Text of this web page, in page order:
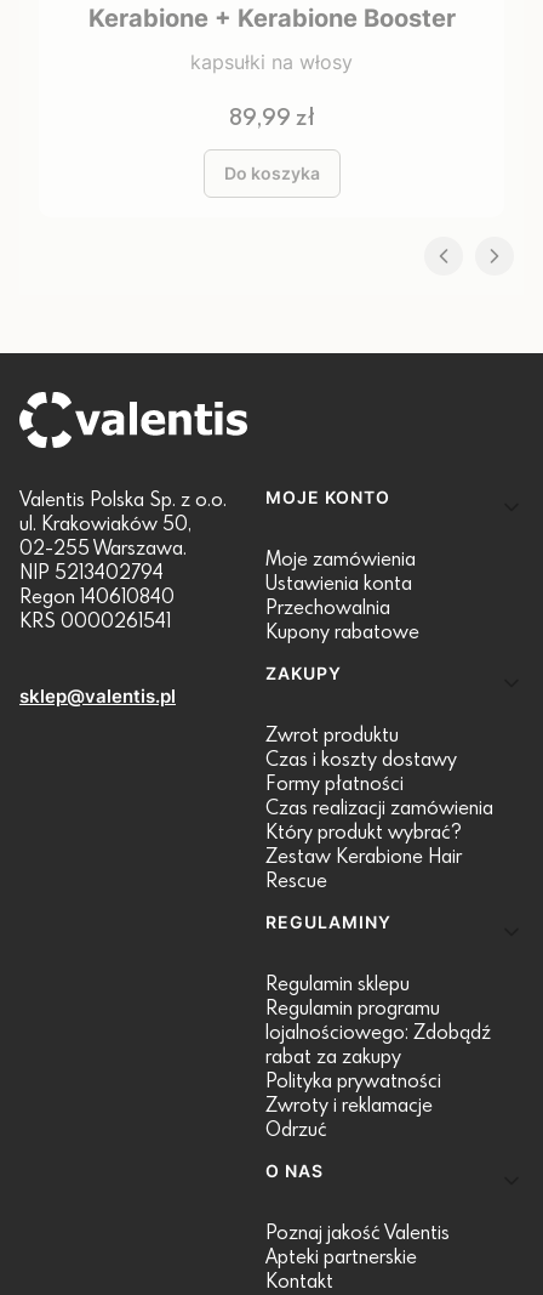
Kerabione + Kerabione Booster
kapsułki na włosy
Cena
89,99 zł
Do koszyka
Valentis Polska Sp. z o.o.
ul. Krakowiaków 50,
02-255 Warszawa.
NIP 5213402794
Regon 140610840
KRS 0000261541
sklep@valentis.pl
Linki w stopce
MOJE KONTO
Moje zamówienia
Ustawienia konta
Przechowalnia
Kupony rabatowe
ZAKUPY
Zwrot produktu
Czas i koszty dostawy
Formy płatności
Czas realizacji zamówienia
Który produkt wybrać?
Zestaw Kerabione Hair
Rescue
REGULAMINY
Regulamin sklepu
Regulamin programu
lojalnościowego: Zdobądź
rabat za zakupy
Polityka prywatności
Zwroty i reklamacje
Odrzuć
O NAS
Poznaj jakość Valentis
Apteki partnerskie
Kontakt